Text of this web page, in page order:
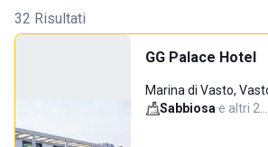
32 Risultati
GG Palace Hotel
Marina di Vasto,
Sabbiosa·e altri 2…